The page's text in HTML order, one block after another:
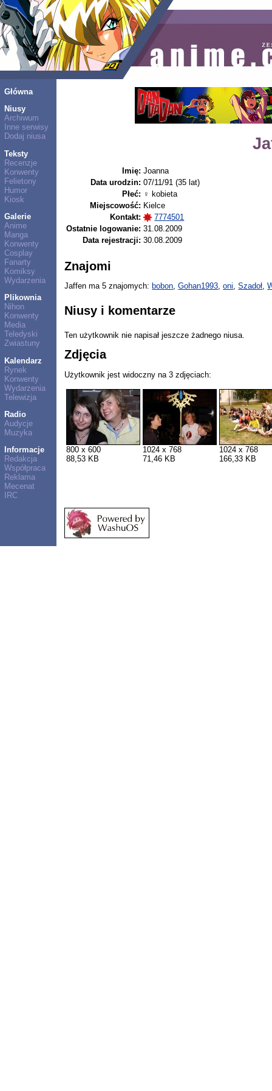
Główna
Niusy
Archiwum
Inne serwisy
Dodaj niusa
Teksty
Recenzje
Konwenty
Felietony
Humor
Kiosk
Galerie
Anime
Manga
Konwenty
Cosplay
Fanarty
Komiksy
Wydarzenia
Plikownia
Nihon
Konwenty
Media
Teledyski
Zwiastuny
Kalendarz
Rynek
Konwenty
Wydarzenia
Telewizja
Radio
Audycje
Muzyka
Informacje
Redakcja
Współpraca
Reklama
Mecenat
IRC
Imię: Joanna
Data urodzin: 07/11/91 (35 lat)
Płeć: ♀ kobieta
Miejscowość: Kielce
Kontakt:
7774501
Ostatnie logowanie: 31.08.2009
Data rejestracji: 30.08.2009
Znajomi
Jaffen ma 5 znajomych: bobon,Gohan1993,oni,Szadoł,
Niusy i komentarze
Ten użytkownik nie napisał jeszcze żadnego niusa.
Zdjęcia
Użytkownik jest widoczny na 3 zdjęciach:
800 x 600
88,53 KB
1024 x 768
71,46 KB
1024 x 768
166,33 KB